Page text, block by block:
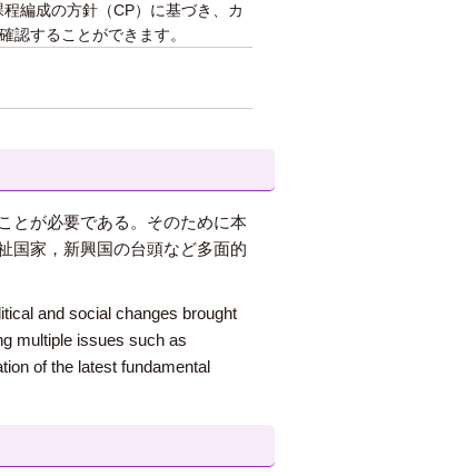
編成の方針（CP）に基づき、カ
認することができます。
とが必要である。そのために本
国家，新興国の台頭など多面的
and social changes brought
multiple issues such as
of the latest fundamental